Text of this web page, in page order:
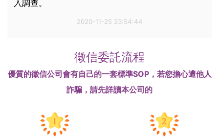
入調查。
2020-11-25 23:54:44
徵信委託流程
優質的徵信公司會有自己的一套標準SOP，若您擔心遭他人
詐騙，請先詳讀本公司的